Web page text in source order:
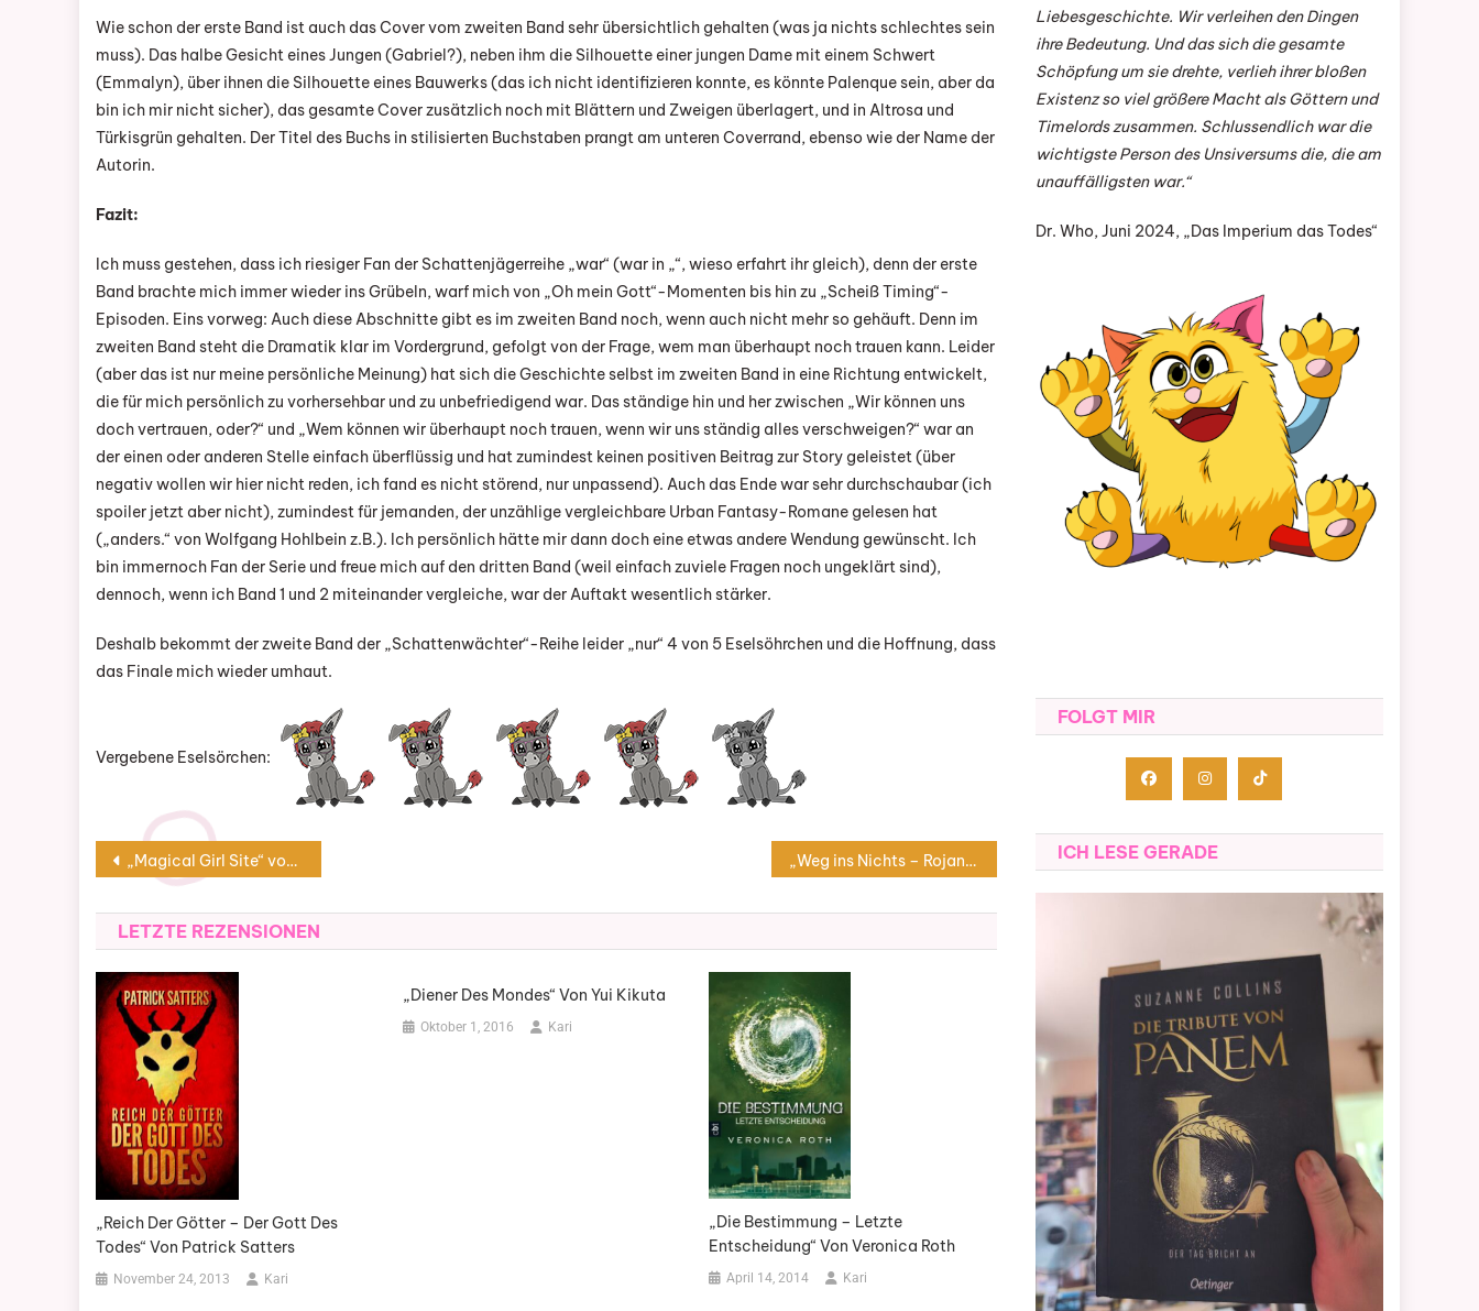
Wie schon der erste Band ist auch das Cover vom zweiten Band sehr übersichtlich gehalten (was ja nichts schlechtes sein
muss). Das halbe Gesicht eines Jungen (Gabriel?), neben ihm die Silhouette einer jungen Dame mit einem Schwert
(Emmalyn), über ihnen die Silhouette eines Bauwerks (das ich nicht identifizieren konnte, es könnte Palenque sein, aber da
bin ich mir nicht sicher), das gesamte Cover zusätzlich noch mit Blättern und Zweigen überlagert, und in Altrosa und
Türkisgrün gehalten. Der Titel des Buchs in stilisierten Buchstaben prangt am unteren Coverrand, ebenso wie der Name der
Autorin.
Fazit:
Ich muss gestehen, dass ich riesiger Fan der Schattenjägerreihe „war“ (war in „“, wieso erfahrt ihr gleich), denn der erste
Band brachte mich immer wieder ins Grübeln, warf mich von „Oh mein Gott“-Momenten bis hin zu „Scheiß Timing“-
Episoden. Eins vorweg: Auch diese Abschnitte gibt es im zweiten Band noch, wenn auch nicht mehr so gehäuft. Denn im
zweiten Band steht die Dramatik klar im Vordergrund, gefolgt von der Frage, wem man überhaupt noch trauen kann. Leider
(aber das ist nur meine persönliche Meinung) hat sich die Geschichte selbst im zweiten Band in eine Richtung entwickelt,
die für mich persönlich zu vorhersehbar und zu unbefriedigend war. Das ständige hin und her zwischen „Wir können uns
doch vertrauen, oder?“ und „Wem können wir überhaupt noch trauen, wenn wir uns ständig alles verschweigen?“ war an
der einen oder anderen Stelle einfach überflüssig und hat zumindest keinen positiven Beitrag zur Story geleistet (über
negativ wollen wir hier nicht reden, ich fand es nicht störend, nur unpassend). Auch das Ende war sehr durchschaubar (ich
spoiler jetzt aber nicht), zumindest für jemanden, der unzählige vergleichbare Urban Fantasy-Romane gelesen hat
(„anders.“ von Wolfgang Hohlbein z.B.). Ich persönlich hätte mir dann doch eine etwas andere Wendung gewünscht. Ich
bin immernoch Fan der Serie und freue mich auf den dritten Band (weil einfach zuviele Fragen noch ungeklärt sind),
dennoch, wenn ich Band 1 und 2 miteinander vergleiche, war der Auftakt wesentlich stärker.
Deshalb bekommt der zweite Band der „Schattenwächter“-Reihe leider „nur“ 4 von 5 Eselsöhrchen und die Hoffnung, dass
das Finale mich wieder umhaut.
Vergebene Eselsörchen:
Beitragsnavigation
„Magical Girl Site“ von Kentaro Sato „Weg ins Nichts – Rojan Dizon 1“ von Francis Knight
LETZTE REZENSIONEN
„Reich Der Götter – Der Gott Des
Todes“ Von Patrick Satters
November 24, 2013 Kari
„Diener Des Mondes“ Von Yui Kikuta
Oktober 1, 2016 Kari
„Die Bestimmung – Letzte
Entscheidung“ Von Veronica Roth
April 14, 2014 Kari
Liebesgeschichte. Wir verleihen den Dingen
ihre Bedeutung. Und das sich die gesamte
Schöpfung um sie drehte, verlieh ihrer bloßen
Existenz so viel größere Macht als Göttern und
Timelords zusammen. Schlussendlich war die
wichtigste Person des Unsiversums die, die am
unauffälligsten war.“
Dr. Who, Juni 2024, „Das Imperium das Todes“
FOLGT MIR
ICH LESE GERADE